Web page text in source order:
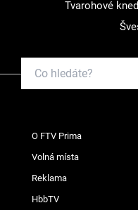
Tvarohové
O FTV Prima
Volná místa
Reklama
HbbTV